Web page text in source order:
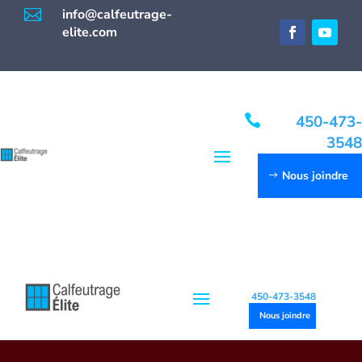

info@calfeutrage-
elite.com

450-473-
3548
Nous joindre
450-473-3548
Nous joindre